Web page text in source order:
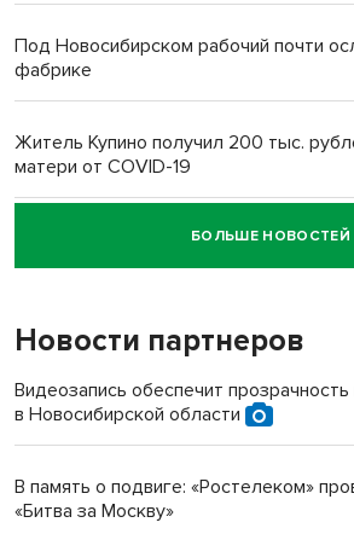
Под Новосибирском рабочий почти
фабрике
Житель Купино получил 200 тыс.
матери от COVID-19
Новосибирский суд наказал водителя
пенсионерки на вокзале
«Мы живём на пастбище!»: в
терроризируют жителей
Инвалид получил условный срок за
БОЛЬШЕ НОВОСТЕЙ
Новости партнеров
Видеозапись обеспечит
в Новосибирской области
В память о подвиге: «Ростелеком»
«Битва за Москву»